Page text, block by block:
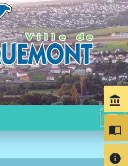
menu
account_balance
import_contacts
info